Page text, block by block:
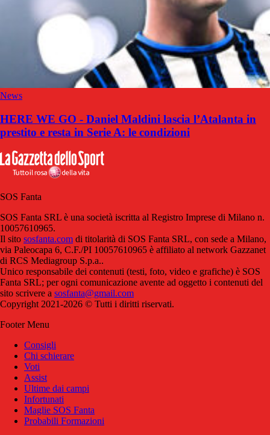
News
HERE WE GO - Daniel Maldini lascia l’Atalanta in
prestito e resta in Serie A: le condizioni
SOS Fanta
SOS Fanta SRL è una società iscritta al Registro Imprese di Milano n.
10057610965.
Il sito sosfanta.com di titolarità di SOS Fanta SRL, con sede a Milano,
via Paleocapa 6, C.F./PI 10057610965 è affiliato al network Gazzanet
di RCS Mediagroup S.p.a..
Unico responsabile dei contenuti (testi, foto, video e grafiche) è SOS
Fanta SRL; per ogni comunicazione avente ad oggetto i contenuti del
sito scrivere a sosfanta@gmail.com
Copyright 2021-2026 © Tutti i diritti riservati.
Footer Menu
Consigli
Chi schierare
Voti
Assist
Ultime dai campi
Infortunati
Maglie SOS Fanta
Probabili Formazioni